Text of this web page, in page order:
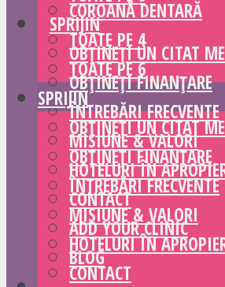
SPRIJIN
OBȚINEȚI UN CITAT
OBȚINEȚI FINANȚARE
ÎNTREBĂRI FRECVENTE
MISIUNE & VALORI
HOTELURI ÎN
CONTACT
ADD YOUR CLINIC
BLOG
COROANĂ DENTARĂ
TOATE PE 4
TOATE PE 6
SPRIJIN
OBȚINEȚI UN CITAT
OBȚINEȚI FINANȚARE
ÎNTREBĂRI FRECVENTE
MISIUNE & VALORI
HOTELURI ÎN
CONTACT